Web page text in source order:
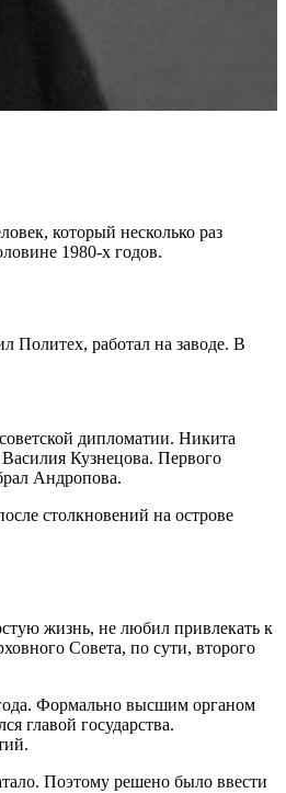
который несколько раз
1980-х годов.
Политех, работал на заводе. В
дипломатии. Никита
Кузнецова. Первого
Андропова.
столкновений на острове
жизнь, не любил привлекать к
Совета, по сути, второго
Формально высшим органом
главой государства.
Поэтому решено было ввести